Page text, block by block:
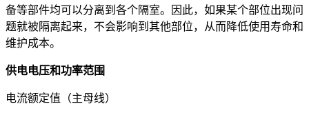
备等部件均可以分离到各个隔室。因此，如果某个部位出现问
题就被隔离起来，不会影响到其他部位，从而降低使用寿命和
维护成本。
供电电压和功率范围
电流额定值（主母线）